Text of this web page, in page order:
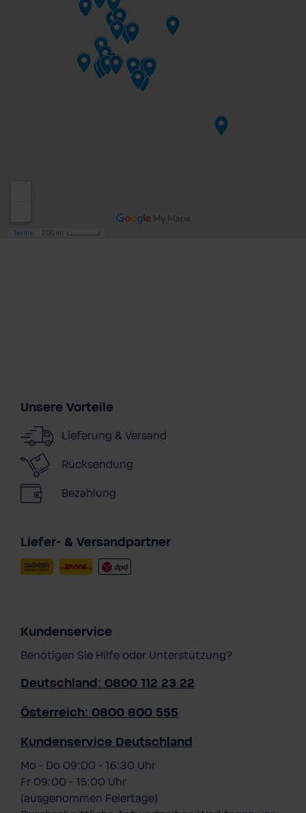
Unsere Vorteile
Lieferung & Versand
Rücksendung
Bezahlung
Liefer- & Versandpartner
Kundenservice
Benötigen Sie Hilfe oder Unterstützung?
Deutschland: 0800 112 23 22
Österreich: 0800 800 555
Kundenservice Deutschland
Mo - Do 09:00 - 16:30 Uhr
Fr 09:00 - 15:00 Uhr
(ausgenommen Feiertage)